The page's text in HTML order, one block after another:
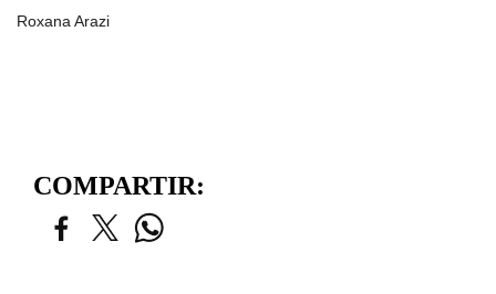
Roxana Arazi
COMPARTIR: